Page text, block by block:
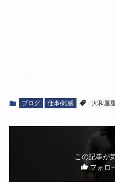
ブログ 仕事/雑感 大和屋
この記事が
フォロ